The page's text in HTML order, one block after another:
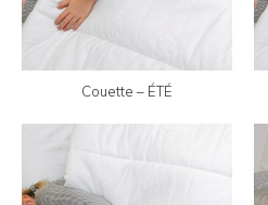
Couette – ÉTÉ